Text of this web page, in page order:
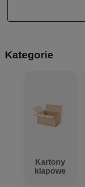
Kategorie
Kartony
klapowe